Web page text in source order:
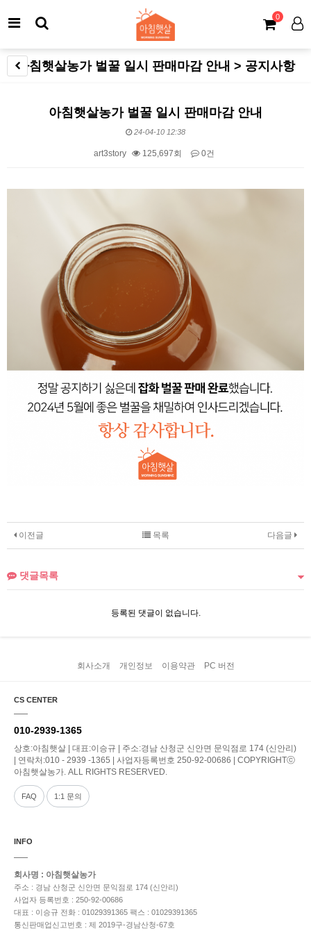
0
아침햇살농가 벌꿀 일시 판매마감 안내 > 공지사항
아침햇살농가 벌꿀 일시 판매마감 안내
24-04-10 12:38
art3story 125,697회 0건
본문
이전글 다음글
목록
댓글목록
등록된 댓글이 없습니다.
회사소개 개인정보 이용약관 PC 버전
CS CENTER
010-2939-1365
상호:아침햇살 | 대표:이승규 | 주소:경남 산청군 신안면 문익점로 174 (신안리)
| 연락처:010 - 2939 -1365 | 사업자등록번호 250-92-00686 | COPYRIGHTⓒ
아침햇살농가. ALL RIGHTS RESERVED.
FAQ 1:1 문의
INFO
회사명 : 아침햇살농가
주소 : 경남 산청군 신안면 문익점로 174 (신안리)
사업자 등록번호 : 250-92-00686
대표 : 이승규 전화 : 01029391365 팩스 : 01029391365
통신판매업신고번호 : 제 2019구-경남산청-67호